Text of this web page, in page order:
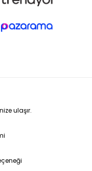
ulaşır.